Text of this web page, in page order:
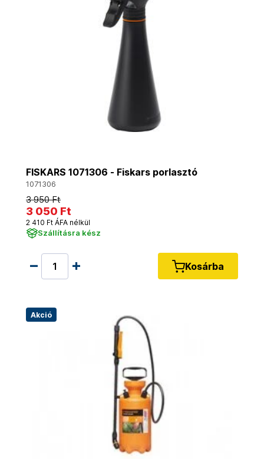
FISKARS 1071306 - Fiskars porlasztó
1071306
3 950 Ft
3 050 Ft
2 410 Ft ÁFA nélkül
Szállításra kész
Kosárba
Akció